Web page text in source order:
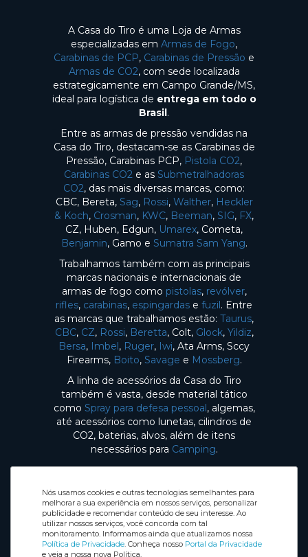
Nós usamos cookies e outras tecnologias semelhantes para
melhorar a sua experiência em nossos serviços, personalizar
publicidade e recomendar conteúdo de seu interesse. Ao
utilizar nossos serviços, você concorda com tal
monitoramento. Informamos ainda que atualizamos nossa
Política de Privacidade. Conheça nosso Portal da Privacidade
e veja a nossa nova Política.
A Casa do Tiro é uma Loja de Armas
especializadas em Armas de Fogo,
Carabinas de PCP, Carabinas de Pressão e
Armas de CO2, com sede localizada
estrategicamente em Campo Grande/MS,
ideal para logística de entrega em todo o
Brasil .
Entre as armas de pressão vendidas na
Casa do Tiro, destacam-se as Carabinas de
Pressão, Carabinas PCP, Pistola CO2,
Carabinas CO2 e as Submetralhadoras
CO2, das mais diversas marcas, como:
CBC, Bereta, Sag, Rossi, Walther, Heckler
& Koch, Crosman, KWC, Beeman, SIG, FX,
CZ, Huben, Edgun, Umarex, Cometa,
Benjamin, Gamo e Sumatra Sam Yang.
Trabalhamos também com as principais
marcas nacionais e internacionais de
armas de fogo como pistolas, revólver,
rifles, carabinas, espingardas e fuzil . Entre
as marcas que trabalhamos estão: Taurus,
CBC, CZ, Rossi, Beretta, Colt, Glock, Yildiz,
Bersa, Imbel , Ruger, Iwi, Ata Arms, Sccy
Firearms, Boito, Savage e Mossberg.
A linha de acessórios da Casa do Tiro
também é vasta, desde material tático
como Spray para defesa pessoal , algemas,
até acessórios como lunetas, cilindros de
CO2, baterias, alvos, além de itens
necessários para Camping.
Selos de Segurança Redes sociais